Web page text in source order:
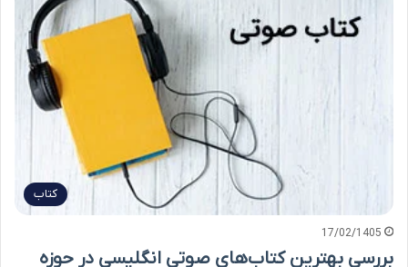
کتاب
17/02/1405
بررسی بهترین کتاب‌های صوتی انگلیسی در حوزه